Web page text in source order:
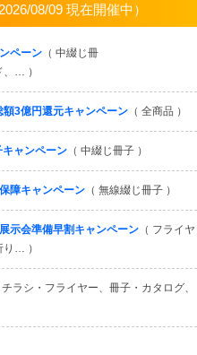
2026/08/09 現在開催中）
ペーン （ 中綴じ冊
… ）
額3億円還元キャンペーン （ 全商品 ）
キャンペーン （ 中綴じ冊子 ）
障キャンペーン （ 無線綴じ冊子 ）
示会準備早割キャンペーン （ フライヤ
… ）
チラシ・フライヤー、冊子・カタログ、